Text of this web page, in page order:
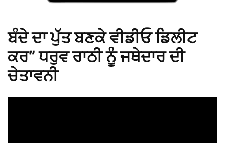
ਬੰਦੇ ਦਾ ਪੁੱਤ ਬਣਕੇ ਵੀਡੀਓ ਡਿਲੀਟ
ਕਰ” ਧਰੁਵ ਰਾਠੀ ਨੂੰ ਜਥੇਦਾਰ ਦੀ
ਚੇਤਾਵਨੀ